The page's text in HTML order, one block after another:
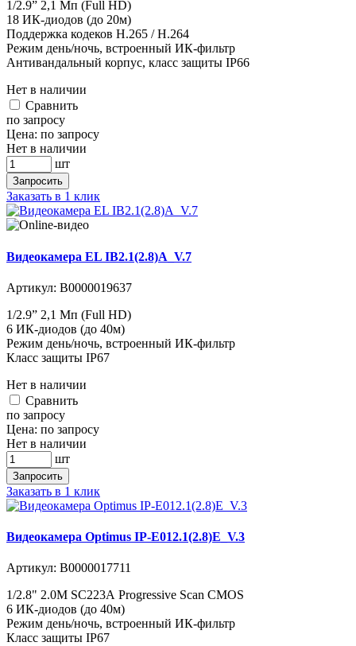
1/2.9” 2,1 Мп (Full HD)
18 ИК-диодов (до 20м)
Поддержка кодеков H.265 / H.264
Режим день/ночь, встроенный ИК-фильтр
Антивандальный корпус, класс защиты IР66
Нет в наличии
Cравнить
по запросу
Цена: по запросу
Нет в наличии
шт
Запросить
Заказать в 1 клик
Видеокамера EL IB2.1(2.8)A_V.7
Артикул: В0000019637
1/2.9” 2,1 Мп (Full HD)
6 ИК-диодов (до 40м)
Режим день/ночь, встроенный ИК-фильтр
Класс защиты IР67
Нет в наличии
Cравнить
по запросу
Цена: по запросу
Нет в наличии
шт
Запросить
Заказать в 1 клик
Видеокамера Optimus IP-E012.1(2.8)E_V.3
Артикул: В0000017711
1/2.8" 2.0M SC223А Progressive Scan CMOS
6 ИК-диодов (до 40м)
Режим день/ночь, встроенный ИК-фильтр
Класс защиты IР67